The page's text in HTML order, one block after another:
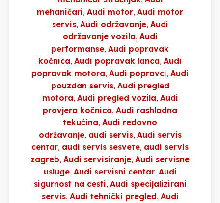
mehaničari Audi motor Audi motor
servis Audi održavanje Audi
održavanje vozila Audi
performanse Audi popravak
kočnica Audi popravak lanca Audi
popravak motora Audi popravci Audi
pouzdan servis Audi pregled
motora Audi pregled vozila Audi
provjera kočnica Audi rashladna
tekućina Audi redovno
održavanje audi servis Audi servis
centar audi servis sesvete audi servis
zagreb Audi servisiranje Audi servisne
usluge Audi servisni centar Audi
sigurnost na cesti Audi specijalizirani
servis Audi tehnički pregled Audi